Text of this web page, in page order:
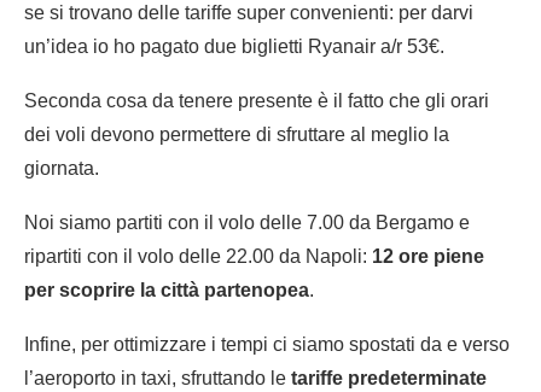
se si trovano delle tariffe super convenienti: per darvi
un’idea io ho pagato due biglietti Ryanair a/r 53€.
Seconda cosa da tenere presente è il fatto che gli orari
dei voli devono permettere di sfruttare al meglio la
giornata.
Noi siamo partiti con il volo delle 7.00 da Bergamo e
ripartiti con il volo delle 22.00 da Napoli: 12 ore piene
per scoprire la città partenopea.
Infine, per ottimizzare i tempi ci siamo spostati da e verso
l’aeroporto in taxi, sfruttando le tariffe predeterminate